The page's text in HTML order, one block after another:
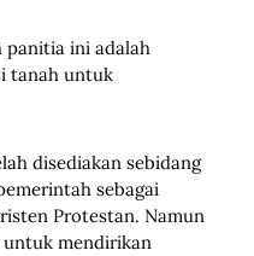
panitia ini adalah
tanah untuk
disediakan sebidang
sebagai
Protestan. Namun
untuk mendirikan